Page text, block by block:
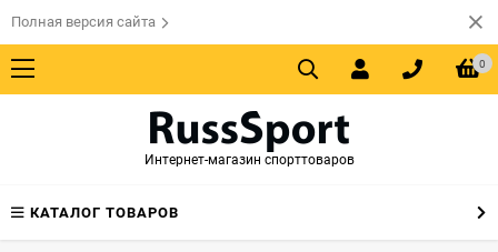
Полная версия сайта
0
Интернет-магазин спорттоваров
КАТАЛОГ ТОВАРОВ